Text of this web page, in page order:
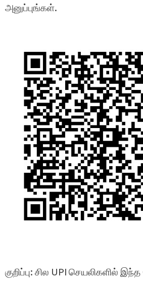
அனுப்புங்கள்.
குறிப்பு: சில UPI செயலிகளில்